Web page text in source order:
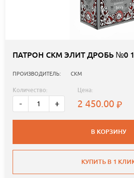
ПАТРОН СКМ ЭЛИТ ДРОБЬ №0
ПРОИЗВОДИТЕЛЬ: СКМ
Количество:
- +
Цена:
2 450.00
В КОРЗИНУ
КУПИТЬ В 1